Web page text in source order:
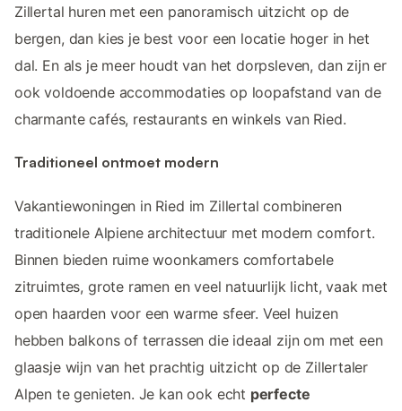
Zillertal huren met een panoramisch uitzicht op de
bergen, dan kies je best voor een locatie hoger in het
dal. En als je meer houdt van het dorpsleven, dan zijn er
ook voldoende accommodaties op loopafstand van de
charmante cafés, restaurants en winkels van Ried.
Traditioneel ontmoet modern
Vakantiewoningen in Ried im Zillertal combineren
traditionele Alpiene architectuur met modern comfort.
Binnen bieden ruime woonkamers comfortabele
zitruimtes, grote ramen en veel natuurlijk licht, vaak met
open haarden voor een warme sfeer. Veel huizen
hebben balkons of terrassen die ideaal zijn om met een
glaasje wijn van het prachtig uitzicht op de Zillertaler
Alpen te genieten. Je kan ook echt perfecte